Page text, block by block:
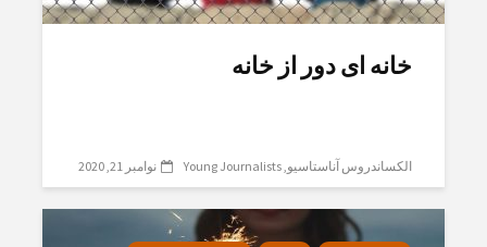
خانە ای دور از خانە
الکساندروس آناستاسیو Young Journalists نوامبر 21, 2020